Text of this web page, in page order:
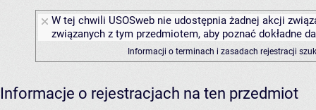
W tej chwili USOSweb nie udostępnia żadnej akcji
związanych z tym przedmiotem, aby poznać dokładne
Informacji o terminach i zasadach rejestracji
Informacje o rejestracjach na ten przedmiot